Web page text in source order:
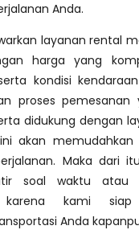
Anda.
layanan rental
harga yang
kondisi
proses pemesanan
didukung dengan
akan memudahkan
Maka dari
soal waktu atau
karena kami siap
Anda